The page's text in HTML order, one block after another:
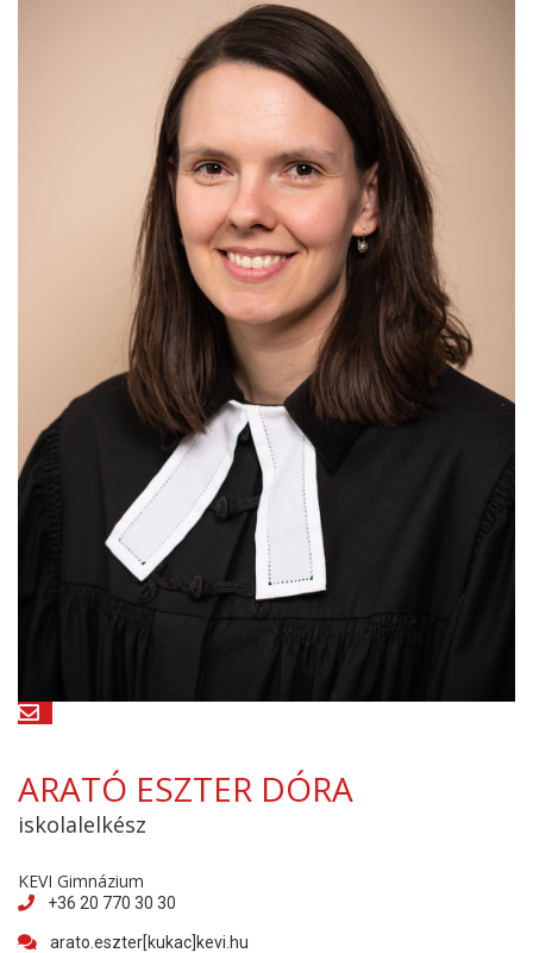
ARATÓ ESZTER DÓRA
iskolalelkész
KEVI Gimnázium
+36 20 770 30 30
arato.eszter[kukac]kevi.hu